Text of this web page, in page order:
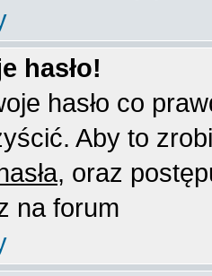
hasło!
hasło co
Aby to
, oraz
na forum